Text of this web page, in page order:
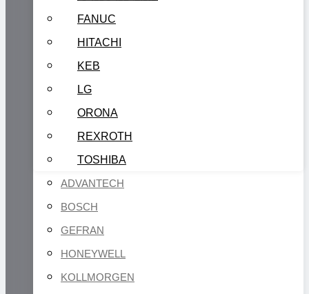
FANUC
HITACHI
KEB
LG
ORONA
REXROTH
TOSHIBA
ADVANTECH
BOSCH
GEFRAN
HONEYWELL
KOLLMORGEN